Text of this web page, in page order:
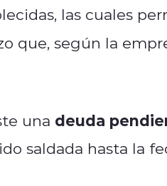
las cuales
que, según la
una deuda
saldada hasta la